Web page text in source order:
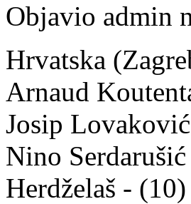
Objavio admin
Hrvatska
Arnaud
Josip
Nino
Herdželaš -